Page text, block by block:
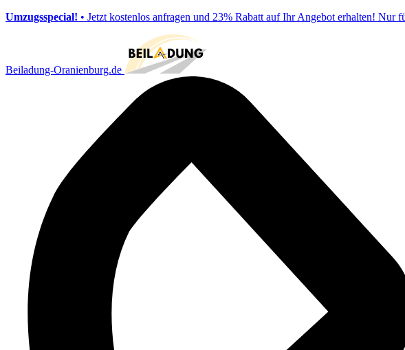
Umzugsspecial! • Jetzt kostenlos anfragen und 23% Rabatt auf Ihr Angebot erhalten! Nur
Beiladung-Oranienburg.de